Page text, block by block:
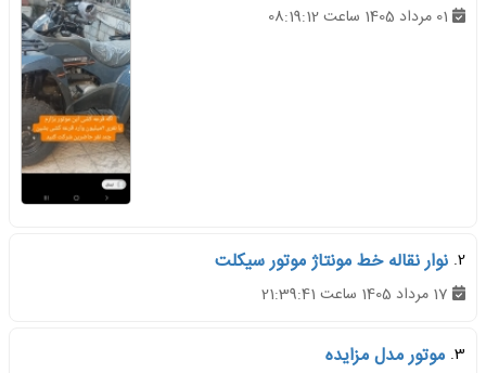
2. نوار نقاله خط مونتاژ موتور سیکلت
3. موتور مدل مزایده